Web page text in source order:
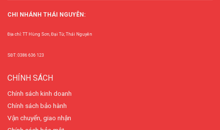
CHI NHÁNH THÁI NGUYÊN:
Địa chỉ: TT Hùng Sơn, Đại Từ, Thái Nguyên
SĐT: 0386 636 123
CHÍNH SÁCH
Chính sách kinh doanh
Chính sách bảo hành
Vận chuyển, giao nhận